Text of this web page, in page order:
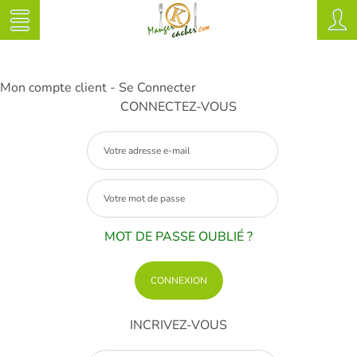
Mon compte client - Se Connecter
CONNECTEZ-VOUS
MOT DE PASSE OUBLIÉ ?
INCRIVEZ-VOUS